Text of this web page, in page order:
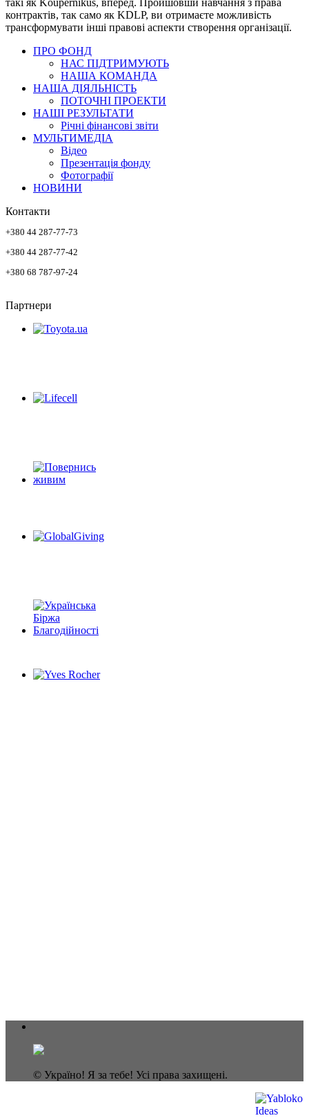
контрактів, так само як KDLP, ви отримаєте можливість
трансформувати інші правові аспекти створення організації.
ПРО ФОНД
НАС ПІДТРИМУЮТЬ
НАША КОМАНДА
НАША ДІЯЛЬНІСТЬ
ПОТОЧНІ ПРОЕКТИ
НАШІ РЕЗУЛЬТАТИ
Річні фінансові звіти
МУЛЬТИМЕДІА
Відео
Презентація фонду
Фотографії
НОВИНИ
Контакти
+380 44 287-77-73
+380 44 287-77-42
+380 68 787-97-24
Партнери
© Україно! Я за тебе! Усі права захищені.